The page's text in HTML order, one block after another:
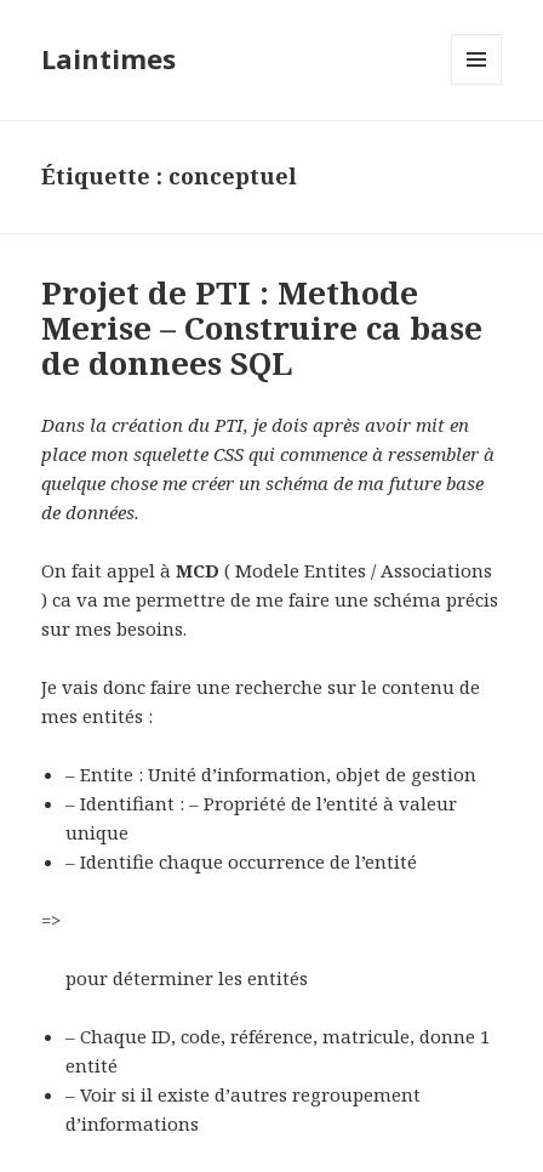
Laintimes
Étiquette : conceptuel
Projet de PTI : Methode
Merise – Construire ca base
de donnees SQL
Dans la création du PTI, je dois après avoir mit en
place mon squelette CSS qui commence à ressembler à
quelque chose me créer un schéma de ma future base
de données.
On fait appel à MCD( Modele Entites / Associations
) ca va me permettre de me faire une schéma précis
sur mes besoins.
Je vais donc faire une recherche sur le contenu de
mes entités :
– Entite : Unité d’information, objet de gestion
– Identifiant : – Propriété de l’entité à valeur
unique
– Identifie chaque occurrence de l’entité
=>
pour déterminer les entités
– Chaque ID, code, référence, matricule, donne 1
entité
– Voir si il existe d’autres regroupement
d’informations